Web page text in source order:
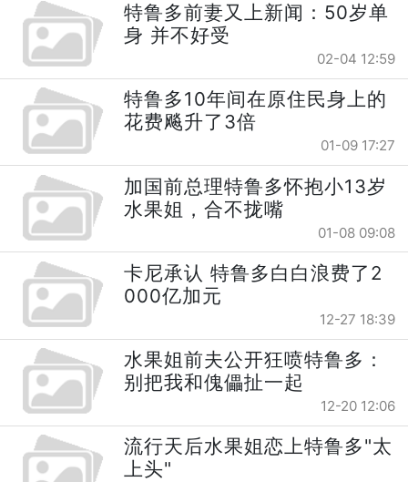
特鲁多前妻又上新闻：50岁单
身 并不好受
02-04 12:59
特鲁多10年间在原住民身上的
花费飚升了3倍
01-09 17:27
加国前总理特鲁多怀抱小13岁
水果姐，合不拢嘴
01-08 09:08
卡尼承认 特鲁多白白浪费了2
000亿加元
12-27 18:39
水果姐前夫公开狂喷特鲁多：
别把我和傀儡扯一起
12-20 12:06
流行天后水果姐恋上特鲁多"太
上头"